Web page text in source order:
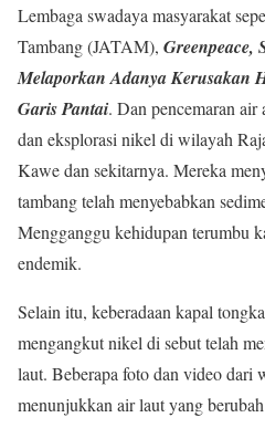
Lembaga swadaya masyarakat
Tambang (JATAM), Greenpeace,
Melaporkan Adanya Kerusakan
Garis Pantai. Dan pencemaran air
dan eksplorasi nikel di wilayah
Kawe dan sekitarnya. Mereka
tambang telah menyebabkan
Mengganggu kehidupan terumbu
endemik.
Selain itu, keberadaan kapal
mengangkut nikel di sebut telah
laut. Beberapa foto dan video dari
menunjukkan air laut yang